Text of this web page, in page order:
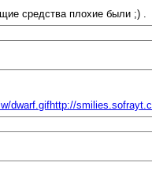
средства плохие были ;) .
dwarf.gifhttp://